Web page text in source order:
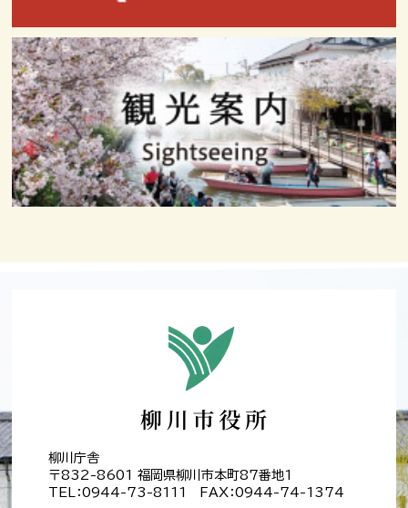
柳川庁舎
〒832-8601 福岡県柳川市本町87番地1
TEL：0944-73-8111 FAX：0944-74-1374